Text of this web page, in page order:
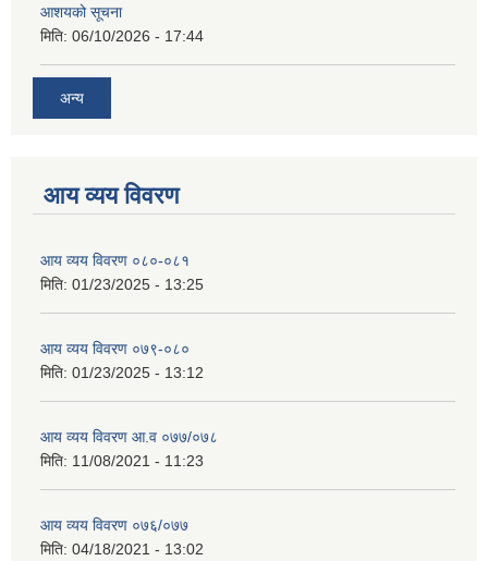
आशयको सूचना
मिति: 06/10/2026 - 17:44
अन्य
आय व्यय विवरण
आय व्यय विवरण ०८०-०८१
मिति: 01/23/2025 - 13:25
आय व्यय विवरण ०७९-०८०
मिति: 01/23/2025 - 13:12
आय व्यय विवरण आ.व ०७७/०७८
मिति: 11/08/2021 - 11:23
आय व्यय विवरण ०७६/०७७
मिति: 04/18/2021 - 13:02